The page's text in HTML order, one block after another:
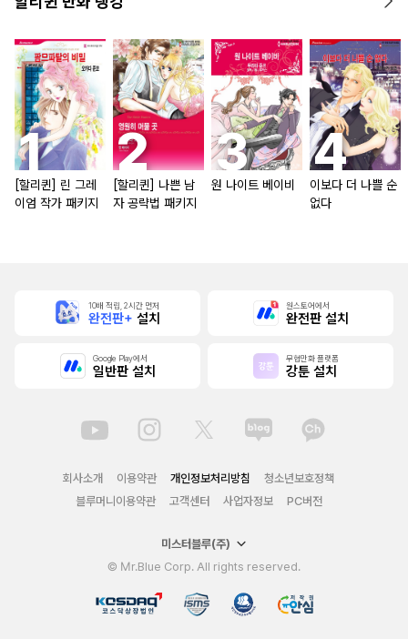
[할리퀸] 린 그레
이엄 작가 패키지
[할리퀸] 나쁜 남
자 공략법 패키지
원 나이트 베이비
이보다 더 나쁠 순
없다
10배 적립, 2시간 먼저
완전판+ 설치
원스토어에서
완전판 설치
Google Play에서
일반판 설치
무협만화 플랫폼
강툰 설치
회사소개 이용약관 개인정보처리방침
청소년보호정책
블루머니이용약관
고객센터 사업자정보 PC버전
미스터블루(주)
© Mr.Blue Corp. All rights reserved.